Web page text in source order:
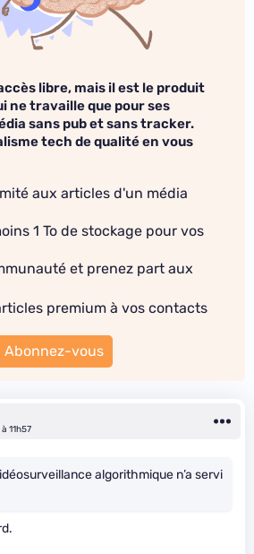
libre, mais il est le produit
ne travaille que pour ses
sans pub et sans tracker.
tech de qualité en vous
aux articles d'un média
1 To de stockage pour vos
et prenez part aux
premium à vos contacts
Abonnez-vous
11h57
algorithmique n’a servi